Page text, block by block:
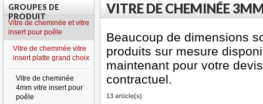
VITRE DE CHEMINÉE
Beaucoup de dimensions
produits sur mesure
maintenant pour votre
contractuel.
13 article(s)
GROUPES DE
PRODUIT
Vitre de cheminée et vitre
insert pour poêle
Vitre de cheminée vitre
insert platte grand choix
Vitre de cheminée
4mm vitre insert pour
poêle